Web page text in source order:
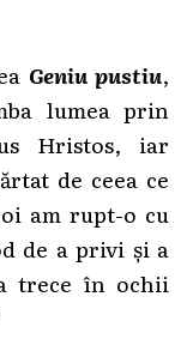
Geniu pustiu,
lumea prin
Hristos, iar
de ceea ce
am rupt-o cu
de a privi și a
trece în ochii